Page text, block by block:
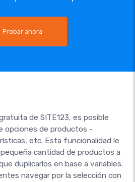
Probar ahora
de SITE123, es posible
opciones de productos -
etc. Esta funcionalidad le
cantidad de productos a
duplicarlos en base a variables.
navegar por la selección con